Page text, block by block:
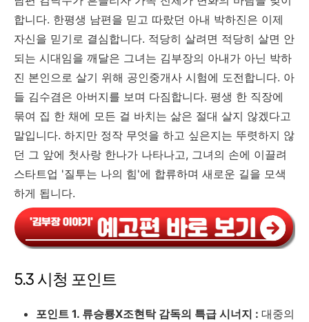
합니다. 한평생 남편을 믿고 따랐던 아내 박하진은 이제
자신을 믿기로 결심합니다. 적당히 살려면 적당히 살면 안
되는 시대임을 깨달은 그녀는 김부장의 아내가 아닌 박하
진 본인으로 살기 위해 공인중개사 시험에 도전합니다. 아
들 김수겸은 아버지를 보며 다짐합니다. 평생 한 직장에
묶여 집 한 채에 모든 걸 바치는 삶은 절대 살지 않겠다고
말입니다. 하지만 정작 무엇을 하고 싶은지는 뚜렷하지 않
던 그 앞에 첫사랑 한나가 나타나고, 그녀의 손에 이끌려
스타트업 '질투는 나의 힘'에 합류하며 새로운 길을 모색
하게 됩니다.
5.3 시청 포인트
포인트 1. 류승룡X조현탁 감독의 특급 시너지 : 대중의